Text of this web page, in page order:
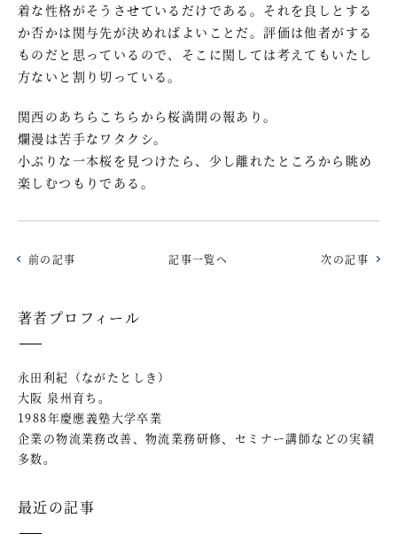
着な性格がそうさせているだけである。それを良しとする
か否かは関与先が決めればよいことだ。評価は他者がする
ものだと思っているので、そこに関しては考えてもいたし
方ないと割り切っている。
関西のあちらこちらから桜満開の報あり。
爛漫は苦手なワタクシ。
小ぶりな一本桜を見つけたら、少し離れたところから眺め
楽しむつもりである。
前の記事 記事一覧へ 次の記事
著者プロフィール
永田利紀（ながたとしき）
大阪 泉州育ち。
1988年慶應義塾大学卒業
企業の物流業務改善、物流業務研修、セミナー講師などの実績
多数。
最近の記事